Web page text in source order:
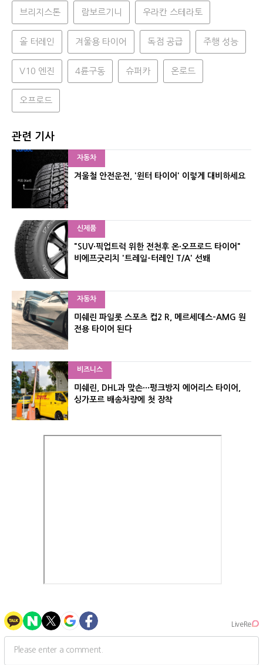
브리지스톤 람보르기니 우라칸 스테라토
올 터레인 겨울용 타이어 독점 공급 주행 성능
V10 엔진 4륜구동 슈퍼카 온로드
오프로드
관련 기사
자동차
겨울철 안전운전, '윈터 타이어' 이렇게 대비하세요
신제품
"SUV·픽업트럭 위한 전천후 온·오프로드 타이어"
비에프굿리치 '트레일-터레인 T/A' 선봬
자동차
미쉐린 파일롯 스포츠 컵2 R, 메르세데스-AMG 원
전용 타이어 된다
비즈니스
미쉐린, DHL과 맞손···펑크방지 에어리스 타이어,
싱가포르 배송차량에 첫 장착